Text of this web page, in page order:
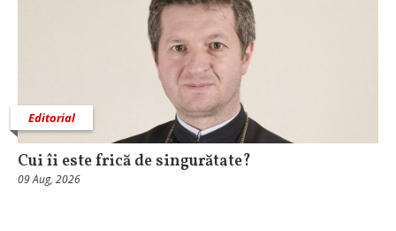
Editorial
Cui îi este frică de singurătate?
09 Aug, 2026